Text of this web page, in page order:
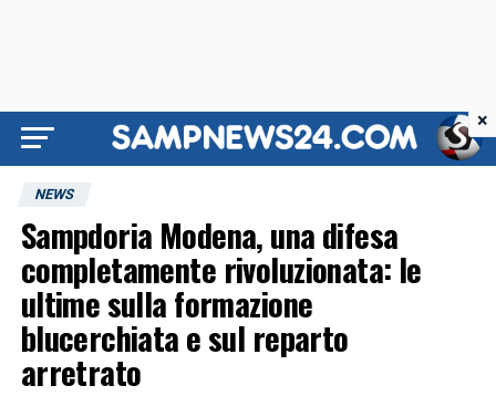
NEWS
Sampdoria Modena, una difesa
completamente rivoluzionata: le
ultime sulla formazione
blucerchiata e sul reparto
arretrato
×